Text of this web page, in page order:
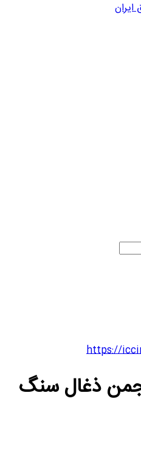
ایران
https://
ذغال سنگ